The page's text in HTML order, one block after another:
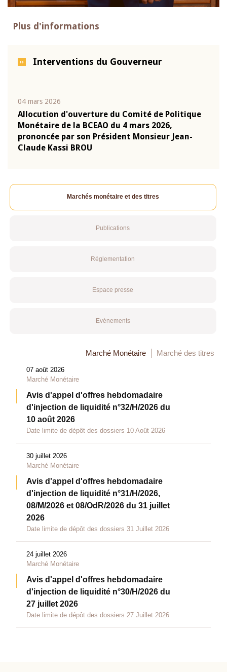
Plus d'informations
Interventions du Gouverneur
04 mars 2026
Allocution d'ouverture du Comité de Politique
Monétaire de la BCEAO du 4 mars 2026,
prononcée par son Président Monsieur Jean-
Claude Kassi BROU
Marchés monétaire et des titres
Publications
Réglementation
Espace presse
Evénements
Marché Monétaire Marché des titres
07 août 2026
Marché Monétaire
Avis d'appel d'offres hebdomadaire
d'injection de liquidité n°32/H/2026 du
10 août 2026
Date limite de dépôt des dossiers 10 Août 2026
30 juillet 2026
Marché Monétaire
Avis d'appel d'offres hebdomadaire
d'injection de liquidité n°31/H/2026,
08/M/2026 et 08/OdR/2026 du 31 juillet
2026
Date limite de dépôt des dossiers 31 Juillet 2026
24 juillet 2026
Marché Monétaire
Avis d'appel d'offres hebdomadaire
d'injection de liquidité n°30/H/2026 du
27 juillet 2026
Date limite de dépôt des dossiers 27 Juillet 2026